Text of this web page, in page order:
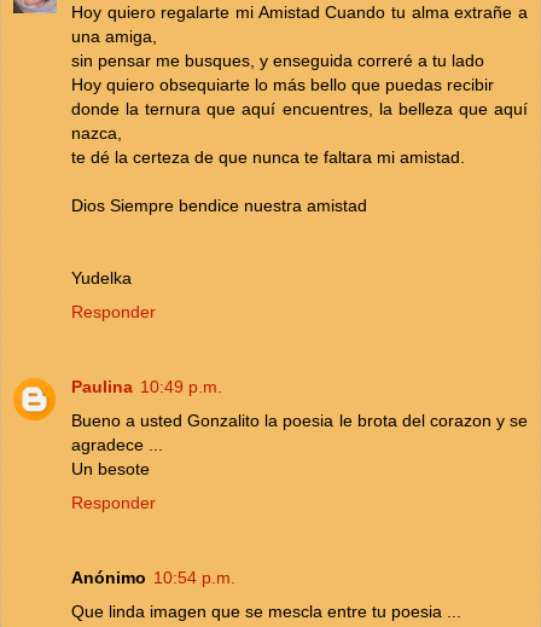
Hoy quiero regalarte mi Amistad Cuando tu alma extrañe a
una amiga,
sin pensar me busques, y enseguida correré a tu lado
Hoy quiero obsequiarte lo más bello que puedas recibir
donde la ternura que aquí encuentres, la belleza que aquí
nazca,
te dé la certeza de que nunca te faltara mi amistad.
Dios Siempre bendice nuestra amistad
Yudelka
Responder
Paulina 10:49 p.m.
Bueno a usted Gonzalito la poesia le brota del corazon y se
agradece ...
Un besote
Responder
Anónimo 10:54 p.m.
Que linda imagen que se mescla entre tu poesia ...